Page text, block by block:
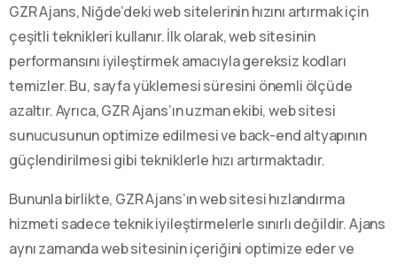
GZR Ajans, Niğde’deki web sitelerinin hızını artırmak için
çeşitli teknikleri kullanır. İlk olarak, web sitesinin
performansını iyileştirmek amacıyla gereksiz kodları
temizler. Bu, sayfa yüklemesi süresini önemli ölçüde
azaltır. Ayrıca, GZR Ajans’ın uzman ekibi, web sitesi
sunucusunun optimize edilmesi ve back-end altyapının
güçlendirilmesi gibi tekniklerle hızı artırmaktadır.
Bununla birlikte, GZR Ajans’ın web sitesi hızlandırma
hizmeti sadece teknik iyileştirmelerle sınırlı değildir. Ajans
aynı zamanda web sitesinin içeriğini optimize eder ve